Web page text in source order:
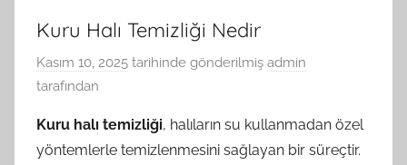
Kuru Halı Temizliği Nedir
Kasım 10, 2025 tarihinde gönderilmiş admin
tarafından
Kuru halı temizliği, halıların su kullanmadan özel
yöntemlerle temizlenmesini sağlayan bir süreçtir.